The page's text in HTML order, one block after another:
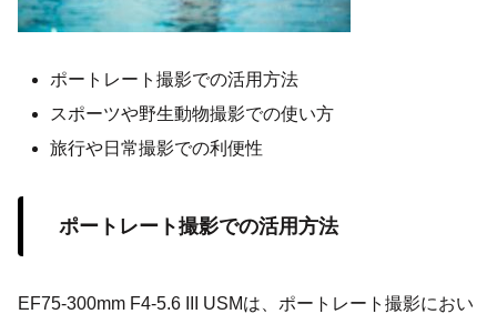
ポートレート撮影での活用方法
スポーツや野生動物撮影での使い方
旅行や日常撮影での利便性
ポートレート撮影での活用方法
EF75-300mm F4-5.6 III USMは、ポートレート撮影におい